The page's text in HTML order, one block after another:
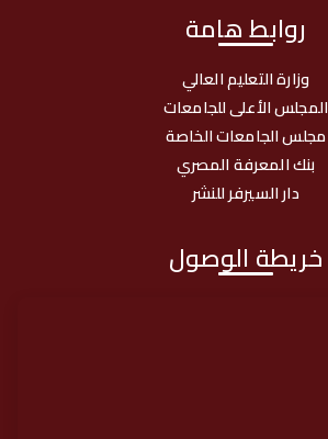
روابط هامة
وزارة التعليم العالي
المجلس الأعلى للجامعات
مجلس الجامعات الخاصة
بنك المعرفة المصري
دار السيرفر للنشر
خريطة الوصول